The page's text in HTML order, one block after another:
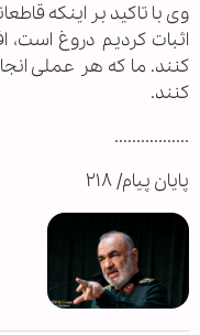
وی با تاکید بر اینکه
اثبات کردیم دروغ است،
کنند. ما که هر عملی
کنند.
.................
پایان پیام/ ۲۱۸